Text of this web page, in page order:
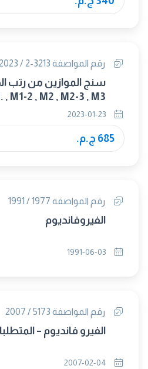
رقم المواصفة 3213-2 / 2023
(متبناه)
685 ج.م.
رقم المواصفة 1977 / 1991
الفيروفانديوم
رقم المواصفة 5173 / 2007
الفيرو فانديوم –